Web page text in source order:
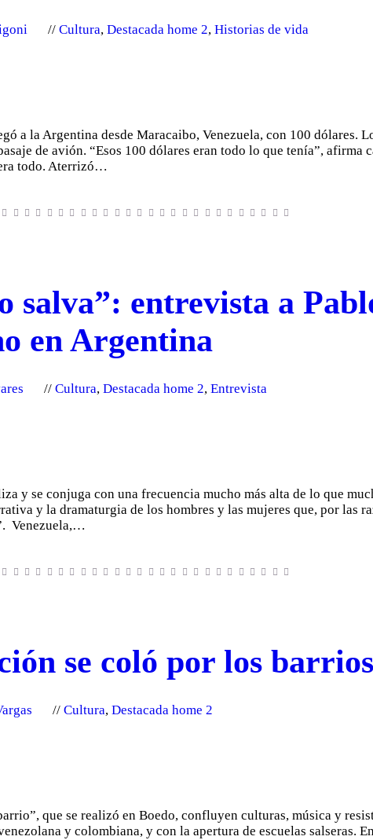
Cultura,Destacada home 2,Historias de vida
a la Argentina desde Maracaibo, Venezuela, con 100 dólares.
de avión. “Esos 100 dólares eran todo lo que tenía”,
todo. Aterrizó…
salva”: entrevista a
en Argentina
Cultura,Destacada home 2,Entrevista
y se conjuga con una frecuencia mucho más alta de lo que
y la dramaturgia de los hombres y las mujeres que, por las
Venezuela,…
se coló por los
Cultura,Destacada home 2
que se realizó en Boedo, confluyen culturas, música y
y colombiana, y con la apertura de escuelas salseras.